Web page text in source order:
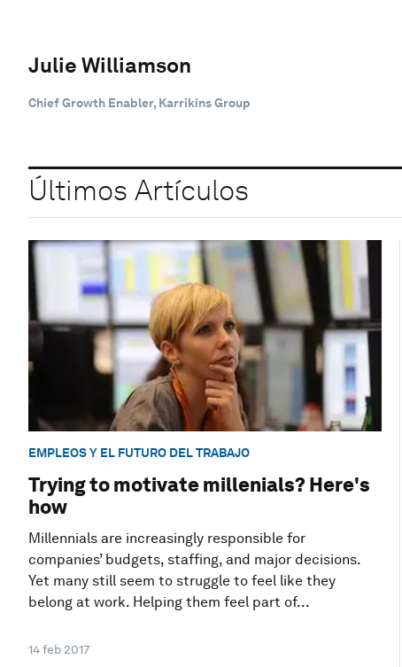
Julie Williamson
Chief Growth Enabler, Karrikins Group
Últimos Artículos
EMPLEOS Y EL FUTURO DEL TRABAJO
Trying to motivate millenials? Here's
how
Millennials are increasingly responsible for
companies’ budgets, staffing, and major decisions.
Yet many still seem to struggle to feel like they
belong at work. Helping them feel part of...
14 feb 2017